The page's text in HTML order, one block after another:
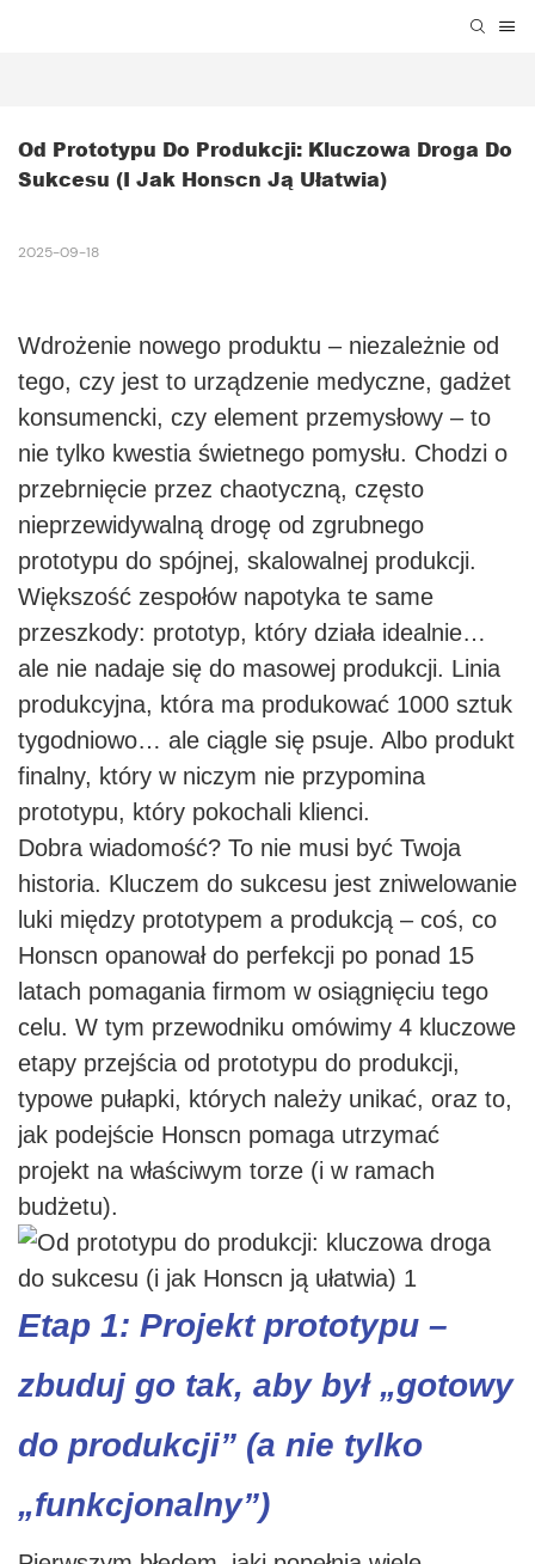
Od Prototypu Do Produkcji: Kluczowa Droga Do
Sukcesu (i Jak Honscn Ją Ułatwia)
2025-09-18
Wdrożenie nowego produktu – niezależnie od
tego, czy jest to urządzenie medyczne, gadżet
konsumencki, czy element przemysłowy – to
nie tylko kwestia świetnego pomysłu. Chodzi o
przebrnięcie przez chaotyczną, często
nieprzewidywalną drogę od zgrubnego
prototypu do spójnej, skalowalnej produkcji.
Większość zespołów napotyka te same
przeszkody: prototyp, który działa idealnie…
ale nie nadaje się do masowej produkcji. Linia
produkcyjna, która ma produkować 1000 sztuk
tygodniowo… ale ciągle się psuje. Albo produkt
finalny, który w niczym nie przypomina
prototypu, który pokochali klienci.
Dobra wiadomość? To nie musi być Twoja
historia. Kluczem do sukcesu jest zniwelowanie
luki między prototypem a produkcją – coś, co
Honscn opanował do perfekcji po ponad 15
latach pomagania firmom w osiągnięciu tego
celu. W tym przewodniku omówimy 4 kluczowe
etapy przejścia od prototypu do produkcji,
typowe pułapki, których należy unikać, oraz to,
jak podejście Honscn pomaga utrzymać
projekt na właściwym torze (i w ramach
budżetu).
Etap 1: Projekt prototypu –
zbuduj go tak, aby był „gotowy
do produkcji” (a nie tylko
„funkcjonalny”)